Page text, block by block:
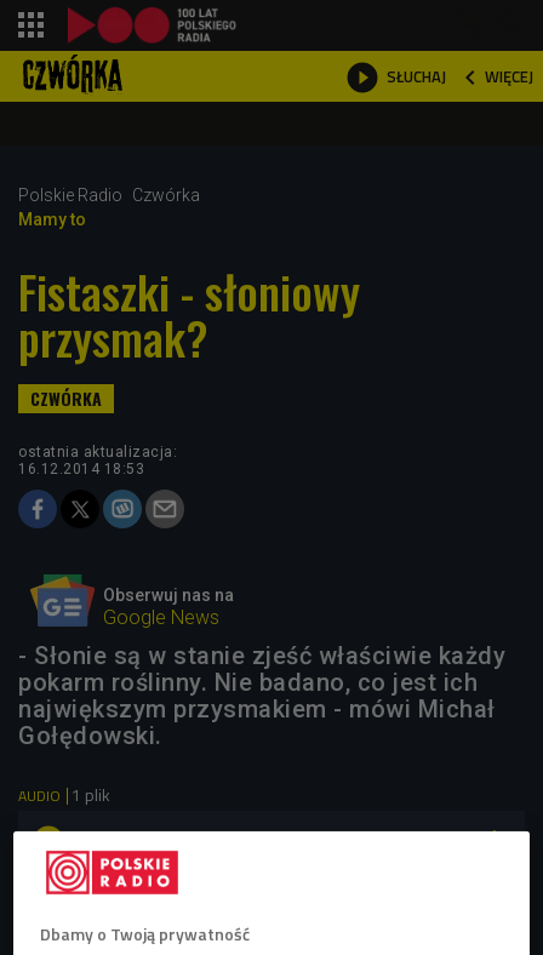
 SŁUCHAJ  WIĘCEJ

Polskie Radio
Czwórka
Mamy to
Fistaszki - słoniowy
przysmak?
ostatnia aktualizacja:
16.12.2014 18:53
Obserwuj nas na
Google News
- Słonie są w stanie zjeść właściwie każdy
pokarm roślinny. Nie badano, co jest ich
największym przysmakiem - mówi Michał
Gołędowski.
AUDIO 1 plik
 
Co jedzą słonie i czy rzeczywiście uwielbiają fistaszki?
Dbamy o Twoją prywatność